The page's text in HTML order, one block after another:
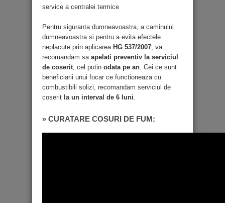
service a centralei termice
Pentru siguranta dumneavoastra, a caminului
dumneavoastra si pentru a evita efectele
neplacute prin aplicarea HG 537/2007, va
recomandam sa apelati preventiv la serviciul
de coserit, cel putin odata pe an. Cei ce sunt
beneficiarii unui focar ce functioneaza cu
combustibili solizi, recomandam serviciul de
coserit la un interval de 6 luni.
» CURATARE COSURI DE FUM: